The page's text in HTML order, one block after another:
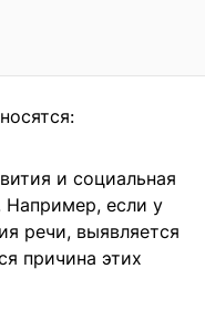
и социальная
Например, если у
речи, выявляется
причина этих